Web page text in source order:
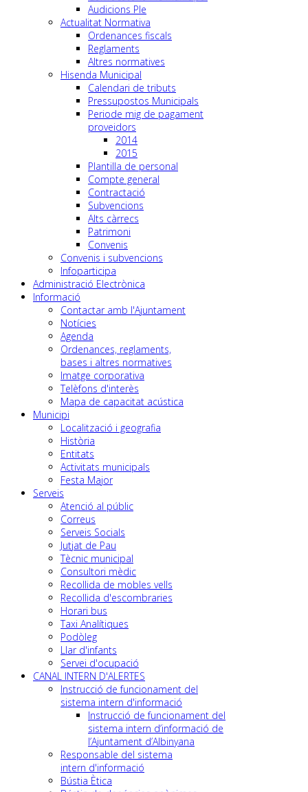
Audicions Ple
Actualitat Normativa
Ordenances fiscals
Reglaments
Altres normatives
Hisenda Municipal
Calendari de tributs
Pressupostos Municipals
Periode mig de pagament
proveidors
2014
2015
Plantilla de personal
Compte general
Contractació
Subvencions
Alts càrrecs
Patrimoni
Convenis
Convenis i subvencions
Infoparticipa
Administració Electrònica
Informació
Contactar amb l'Ajuntament
Notícies
Agenda
Ordenances, reglaments,
bases i altres normatives
Imatge corporativa
Telèfons d'interès
Mapa de capacitat acústica
Municipi
Localització i geografia
Història
Entitats
Activitats municipals
Festa Major
Serveis
Atenció al públic
Correus
Serveis Socials
Jutjat de Pau
Tècnic municipal
Consultori mèdic
Recollida de mobles vells
Recollida d'escombraries
Horari bus
Taxi Analítiques
Podòleg
Llar d'infants
Servei d'ocupació
CANAL INTERN D'ALERTES
Instrucció de funcionament del
sistema intern d'informació
Instrucció de funcionament del
sistema intern d’informació de
l’Ajuntament d’Albinyana
Responsable del sistema
intern d'informació
Bústia Ètica